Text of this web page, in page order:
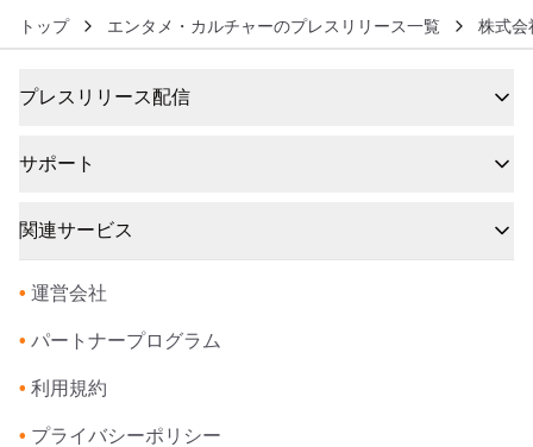
トップ エンタメ・カルチャーのプレスリリース一覧 株式会
プレスリリース配信
サポート
関連サービス
• 運営会社
• パートナープログラム
• 利用規約
• プライバシーポリシー